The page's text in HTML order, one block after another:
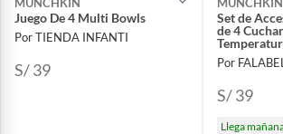
Juego De 4 Multi Bowls
Por TIENDA INFANTI
S/ 39
Set de
de 4
Por
S/ 39
Llega